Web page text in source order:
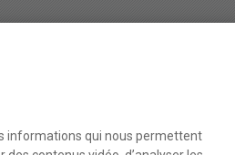
et
2026 Horaire - Automne
informations qui nous permettent